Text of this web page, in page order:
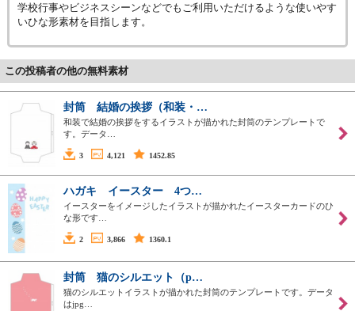
学校行事やビジネスシーンなどでもご利用いただけるような使いやす
いひな形素材を目指します。
この投稿者の他の無料素材
封筒 結婚の挨拶（和装・…
和装で結婚の挨拶をするイラストが描かれた封筒のテンプレートで
す。データ…
3 4,121 1452.85
ハガキ イースター 4つ…
イースターをイメージしたイラストが描かれたイースターカードのひ
な形です…
2 3,866 1360.1
封筒 猫のシルエット（p…
猫のシルエットイラストが描かれた封筒のテンプレートです。データ
はjpg…